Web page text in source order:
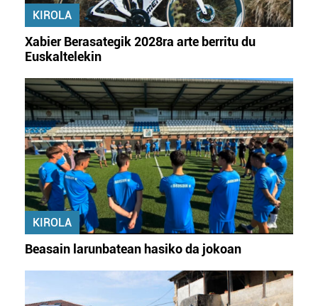
KIROLA
Xabier Berasategik 2028ra arte berritu du
Euskaltelekin
KIROLA
Beasain larunbatean hasiko da jokoan